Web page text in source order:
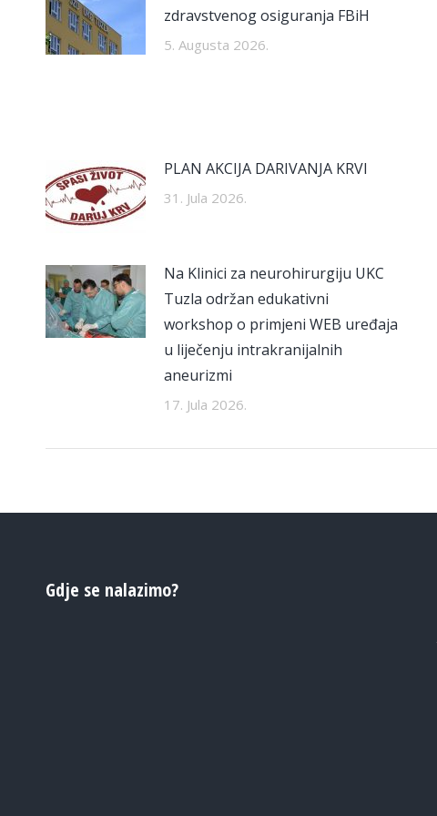
zdravstvenog osiguranja FBiH
5. Augusta 2026.
PLAN AKCIJA DARIVANJA KRVI
31. Jula 2026.
Na Klinici za neurohirurgiju UKC
Tuzla održan edukativni
workshop o primjeni WEB uređaja
u liječenju intrakranijalnih
aneurizmi
17. Jula 2026.
Gdje se nalazimo?